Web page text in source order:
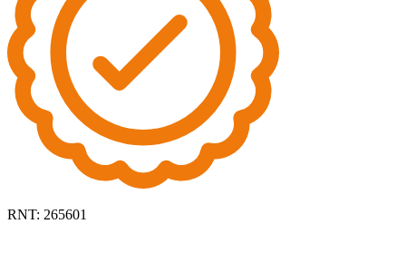
RNT: 265601